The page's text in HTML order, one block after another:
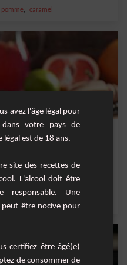
pomme, caramel
adoucie avec le sirop de
,jus de pamplemousse,pamplemousse
avez l'âge légal pour
dans votre pays de
légal est de 18 ans.
site des recettes de
L'alcool doit être
responsable. Une
peut être nocive pour
certifiez être âgé(e)
de consommer de